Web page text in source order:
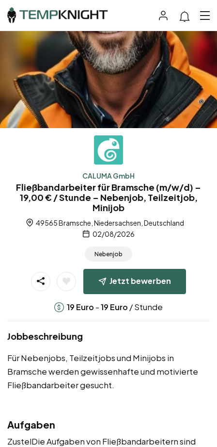
CALUMA GmbH
Fließbandarbeiter für Bramsche (m/w/d) –
19,00 € / Stunde – Nebenjob, Teilzeitjob,
Minijob
49565 Bramsche, Niedersachsen, Deutschland
02/08/2026
Nebenjob
Jetzt bewerben
19 Euro -19 Euro / Stunde
Jobbeschreibung
Für Nebenjobs, Teilzeitjobs und Minijobs in
Bramsche werden gewissenhafte und motivierte
Fließbandarbeiter gesucht.
Aufgaben
ZustelDie Aufgaben von Fließbandarbeitern sind